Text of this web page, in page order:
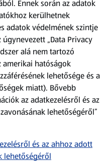
applikációt!
Ennek során az adatok
kerülhetnek
adatok védelmének szintje
„Data Privacy
alá nem tartozó
amerikai hatóságok
lehetősége és a
miatt). Bővebb
az adatkezelésről és az
lehetőségéről”
és az ahhoz adott
lehetőségéről